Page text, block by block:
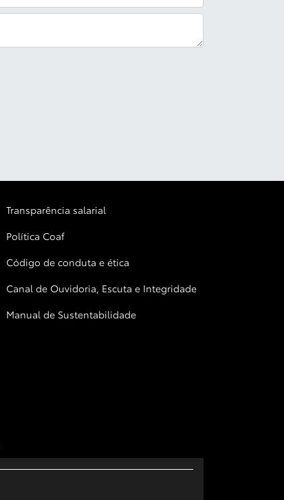
Transparência salarial
Política Coaf
Código de conduta e ética
Canal de Ouvidoria, Escuta e Integridade
Manual de Sustentabilidade